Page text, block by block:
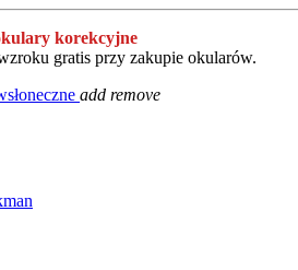
korekcyjne
gratis przy zakupie okularów.
add remove